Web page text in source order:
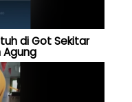
di Got Sekitar
Agung